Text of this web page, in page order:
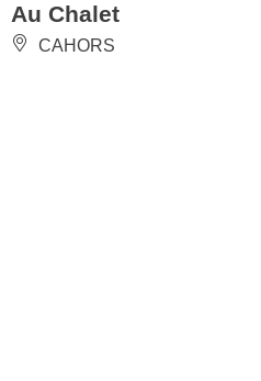
Au Chalet
CAHORS